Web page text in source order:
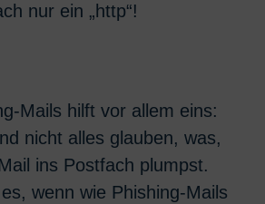
nur ein „http“!
Mails hilft vor allem eins:
nicht alles glauben, was,
ins Postfach plumpst.
wenn wie Phishing-Mails